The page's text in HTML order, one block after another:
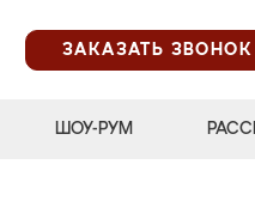
ЗАКАЗАТЬ ЗВОНОК
ШОУ-РУМ